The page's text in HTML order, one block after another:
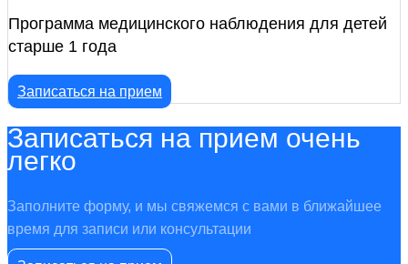
Программа медицинского наблюдения для детей
старше 1 года
Записаться на прием
Записаться на прием очень
легко
Заполните форму, и мы свяжемся с вами в ближайшее
время для записи или консультации